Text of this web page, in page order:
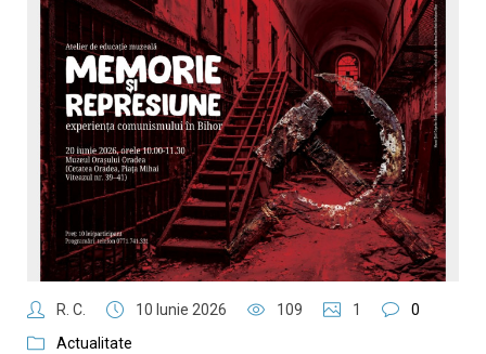
R. C. 10 Iunie 2026 109 1
0
Actualitate